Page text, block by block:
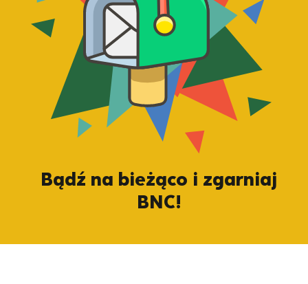
Bądź na bieżąco i zgarniaj
BNC!